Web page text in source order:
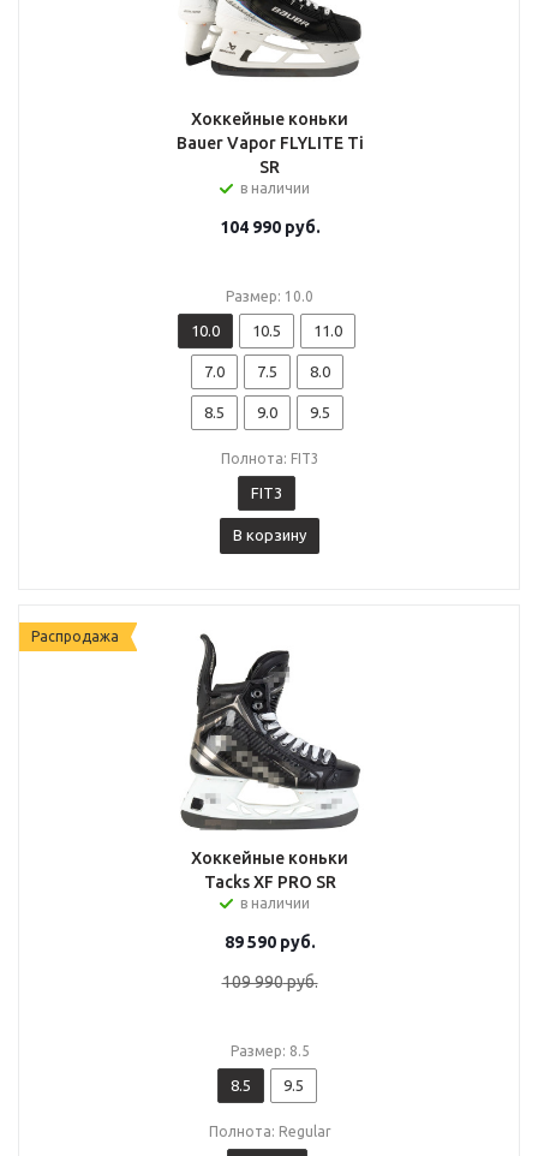
Хоккейные коньки
Bauer Vapor FLYLITE Ti
SR
в наличии
104 990руб.
Размер: 10.0
10.0 10.5 11.0
7.0 7.5 8.0
8.5 9.0 9.5
Полнота: FIT3
FIT3
В корзину
Распродажа
Хоккейные коньки
Tacks XF PRO SR
в наличии
89 590руб.
109 990руб.
Размер: 8.5
8.5 9.5
Полнота: Regular